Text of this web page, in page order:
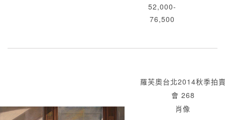
52,000-
76,500
羅芙奧台北2014秋季拍
會 268
肖像